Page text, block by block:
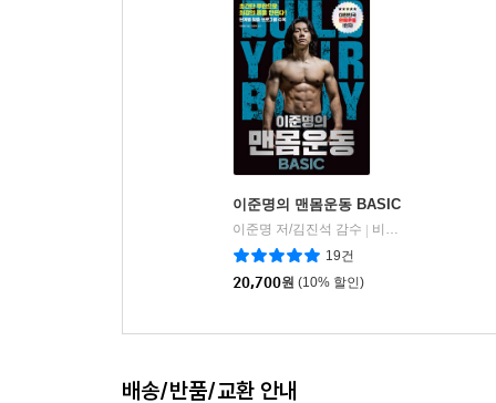
이준명의 맨몸운동 BASIC
이준명 저/김진석 감수
비타북스(VITABOOKS)
19건
20,700원 (10% 할인)
배송/반품/교환 안내